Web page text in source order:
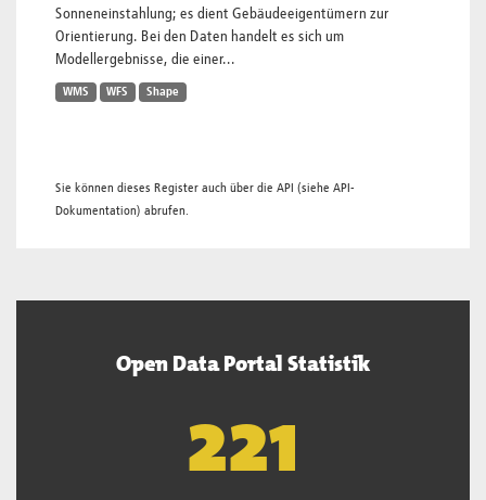
Sonneneinstahlung; es dient Gebäudeeigentümern zur
Orientierung. Bei den Daten handelt es sich um
Modellergebnisse, die einer...
WMS WFS Shape
Sie können dieses Register auch über die API (siehe API-
Dokumentation) abrufen.
Open Data Portal Statistik
222